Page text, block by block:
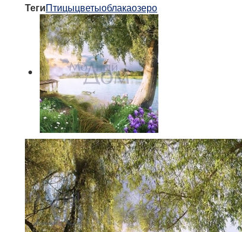
ТегиПтицыцветыоблакаозеро